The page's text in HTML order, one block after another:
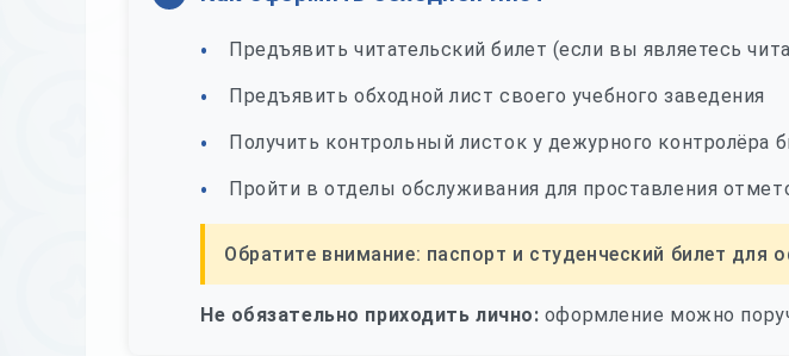
Предъявить читательский билет (если вы являетесь
Предъявить обходной лист своего учебного заведения
Получить контрольный листок у дежурного контролёра
Пройти в отделы обслуживания для проставления
Обратите внимание: паспорт и студенческий билет для
Не обязательно приходить лично: оформление можно